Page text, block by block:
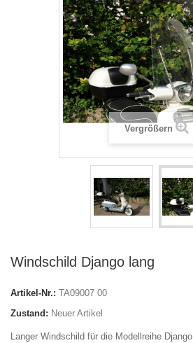
Vergrößern
Windschild Django lang
Artikel-Nr.: TA09007 00
Zustand: Neuer Artikel
Langer Windschild für die Modellreihe Django.